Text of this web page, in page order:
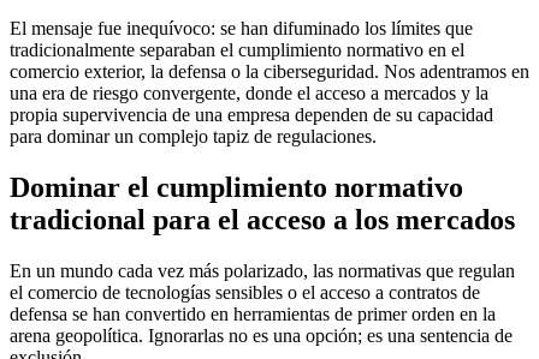
El mensaje fue inequívoco: se han difuminado los límites que
tradicionalmente separaban el cumplimiento normativo en el
comercio exterior, la defensa o la ciberseguridad. Nos adentramos en
una era de riesgo convergente, donde el acceso a mercados y la
propia supervivencia de una empresa dependen de su capacidad
para dominar un complejo tapiz de regulaciones.
Dominar el cumplimiento normativo
tradicional para el acceso a los mercados
En un mundo cada vez más polarizado, las normativas que regulan
el comercio de tecnologías sensibles o el acceso a contratos de
defensa se han convertido en herramientas de primer orden en la
arena geopolítica. Ignorarlas no es una opción; es una sentencia de